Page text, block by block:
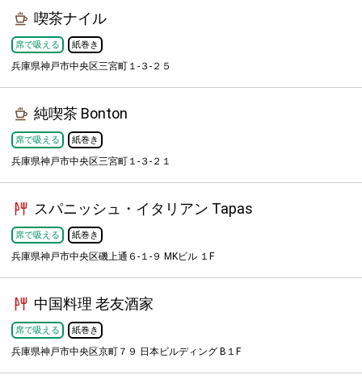
喫茶ナイル
席で吸える 紙巻き
兵庫県神戸市中央区三宮町１-３-２５
純喫茶 Bonton
席で吸える 紙巻き
兵庫県神戸市中央区三宮町１-３-２１
スパニッシュ・イタリアン Tapas
席で吸える 紙巻き
兵庫県神戸市中央区磯上通６-１-９ MKビル １F
中国料理 老友酒家
席で吸える 紙巻き
兵庫県神戸市中央区京町７９ 日本ビルディング B１F